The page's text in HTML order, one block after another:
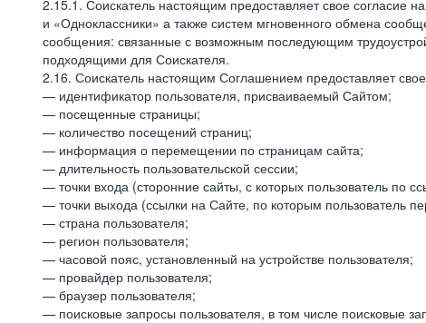
2.15.1. Соискатель настоящим предоставляет свое согласие
и «Одноклассники» а также систем мгновенного обмена
сообщения: связанные с возможным последующим
подходящими для Соискателя.
2.16. Соискатель настоящим Соглашением предоставляет
— идентификатор пользователя, присваиваемый Сайтом;
— посещенные страницы;
— количество посещений страниц;
— информация о перемещении по страницам сайта;
— длительность пользовательской сессии;
— точки входа (сторонние сайты, с которых пользователь по
— точки выхода (ссылки на Сайте, по которым пользователь
— страна пользователя;
— регион пользователя;
— часовой пояс, установленный на устройстве пользователя;
— провайдер пользователя;
— браузер пользователя;
— поисковые запросы пользователя, в том числе поисковые